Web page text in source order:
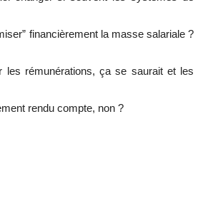
financièrement la masse salariale ?
les rémunérations, ça se saurait et les
rendu compte, non ?